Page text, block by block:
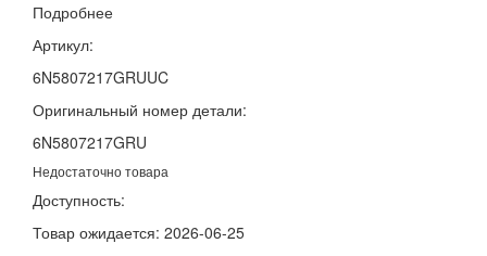
Подробнее
Артикул:
6N5807217GRUUC
Оригинальный номер детали:
6N5807217GRU
Недостаточно товара
Доступность:
Товар ожидается: 2026-06-25